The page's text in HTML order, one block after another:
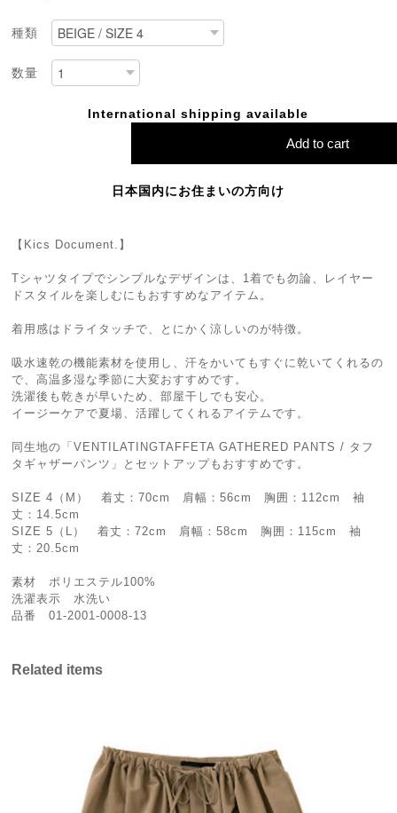
種類
数量
International shipping available
Add to cart
日本国内にお住まいの方向け
【Kics Document.】
Tシャツタイプでシンプルなデザインは、1着でも勿論、レイヤー
ドスタイルを楽しむにもおすすめなアイテム。
着用感はドライタッチで、とにかく涼しいのが特徴。
吸水速乾の機能素材を使用し、汗をかいてもすぐに乾いてくれるの
で、高温多湿な季節に大変おすすめです。
洗濯後も乾きが早いため、部屋干しでも安心。
イージーケアで夏場、活躍してくれるアイテムです。
同生地の「VENTILATINGTAFFETA GATHERED PANTS / タフ
タギャザーパンツ」とセットアップもおすすめです。
SIZE 4（M） 着丈：70cm 肩幅：56cm 胸囲：112cm 袖
丈：14.5cm
SIZE 5（L） 着丈：72cm 肩幅：58cm 胸囲：115cm 袖
丈：20.5cm
素材 ポリエステル100%
洗濯表示 水洗い
品番 01-2001-0008-13
Related items